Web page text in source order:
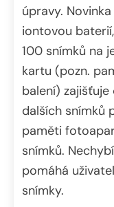
úpravy.
iontovou
100 snímků na
kartu (pozn.
balení)
dalších snímků
paměti
snímků.
pomáhá
snímky.